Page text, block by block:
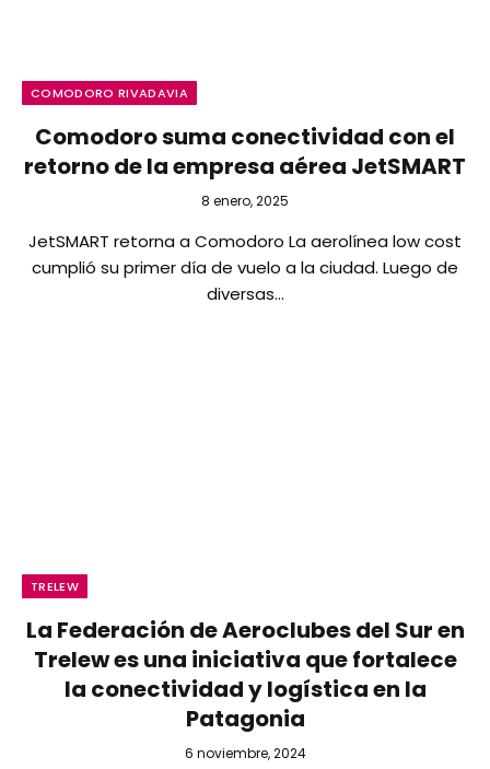
COMODORO RIVADAVIA
Comodoro suma conectividad con el
retorno de la empresa aérea JetSMART
8 enero, 2025
JetSMART retorna a Comodoro La aerolínea low cost
cumplió su primer día de vuelo a la ciudad. Luego de
diversas…
TRELEW
La Federación de Aeroclubes del Sur en
Trelew es una iniciativa que fortalece
la conectividad y logística en la
Patagonia
6 noviembre, 2024